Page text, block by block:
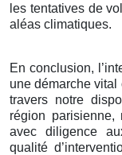
les tentatives de
aléas climatiques.
En conclusion,
une démarche
travers notre
région
avec diligence
qualité